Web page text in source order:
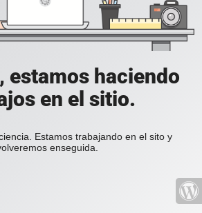
estamos haciendo
en el sitio.
Estamos trabajando en el sito y
enseguida.